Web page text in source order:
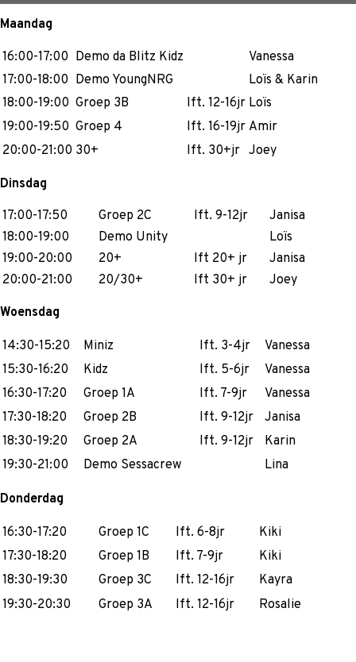
Maandag
16:00-17:00 Demo da Blitz Kidz
Vanessa
17:00-18:00 Demo YoungNRG
Loïs & Karin
18:00-19:00 Groep 3B lft. 12-16jr Loïs
19:00-19:50 Groep 4 lft. 16-19jr Amir
20:00-21:00 30+ lft. 30+jr Joey
Dinsdag
17:00-17:50
Groep 2C lft. 9-12jr
Janisa
18:00-19:00
Demo Unity
Loïs
19:00-20:00
20+ lft 20+ jr
Janisa
20:00-21:00
20/30+ lft 30+ jr Joey
Woensdag
14:30-15:20 Miniz lft. 3-4jr
Vanessa
15:30-16:20
Kidz lft. 5-6jr
Vanessa
16:30-17:20
Groep 1A lft. 7-9jr
Vanessa
17:30-18:20
Groep 2B lft. 9-12jr
Janisa
18:30-19:20
Groep 2A lft. 9-12jr
Karin
19:30-21:00
Demo Sessacrew Lina
Donderdag
16:30-17:20 Groep 1C lft. 6-8jr
Kiki
17:30-18:20
Groep 1B lft. 7-9jr
Kiki
18:30-19:30
Groep 3C lft. 12-16jr
Kayra
19:30-20:30
Groep 3A lft. 12-16jr Rosalie